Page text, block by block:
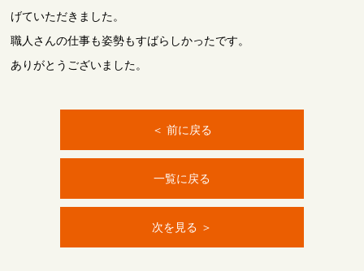
げていただきました。
職人さんの仕事も姿勢もすばらしかったです。
ありがとうございました。
＜ 前に戻る
一覧に戻る
次を見る ＞